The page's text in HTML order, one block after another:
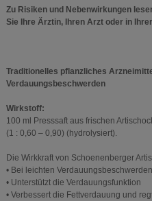
Zu Risiken und Nebenwirkungen
Sie Ihre Ärztin, Ihren Arzt oder in
Traditionelles pflanzliches
Verdauungsbeschwerden
Wirkstoff:
100 ml Presssaft aus frischen
(1 : 0,60 – 0,90) (hydrolysiert).
Die Wirkkraft von Schoenenberger
• Bei leichten Verdauungsbeschwerden
• Unterstützt die Verdauungsfunktion
• Verbessert die Fettverdauung und